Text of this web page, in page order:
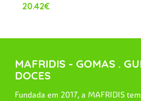
20.42€
MAFRIDIS - GOMAS .
DOCES
Fundada em 2017, a MAFRIDIS